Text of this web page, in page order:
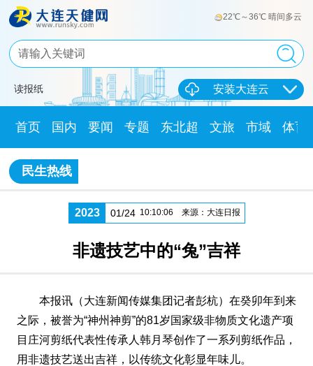
22℃～36℃ 晴间多云
读报纸 安装大连云
首页 国内 要闻 专题 东北超 文旅 市域 体育
民生热线
2023 01/24 10:10:06 来源：大连日报
非遗技艺中的“兔”吉祥
本报讯（大连新闻传媒集团记者彭杭）在癸卯年到来
之际，被誉为“神州神剪”的81岁国家级非物质文化遗产项
目庄河剪纸代表性传承人韩月琴创作了一系列剪纸作品，
用非遗技艺送出吉祥，以传统文化彰显年味儿。